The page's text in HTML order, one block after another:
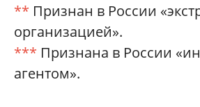
** Признан в России
организацией».
*** Признана в России
агентом».